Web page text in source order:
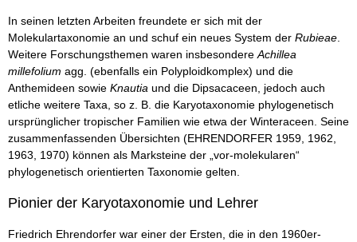
In seinen letzten Arbeiten freundete er sich mit der
Molekulartaxonomie an und schuf ein neues System der Rubieae.
Weitere Forschungsthemen waren insbesondereAchillea
millefolium agg. (ebenfalls ein Polyploidkomplex) und die
Anthemideen sowie Knautia und die Dipsacaceen, jedoch auch
etliche weitere Taxa, so z. B. die Karyotaxonomie phylogenetisch
ursprünglicher tropischer Familien wie etwa der Winteraceen. Seine
zusammenfassenden Übersichten (EHRENDORFER 1959, 1962,
1963, 1970) können als Marksteine der „vor-molekularen“
phylogenetisch orientierten Taxonomie gelten.
Pionier der Karyotaxonomie und Lehrer
Friedrich Ehrendorfer war einer der Ersten, die in den 1960er-